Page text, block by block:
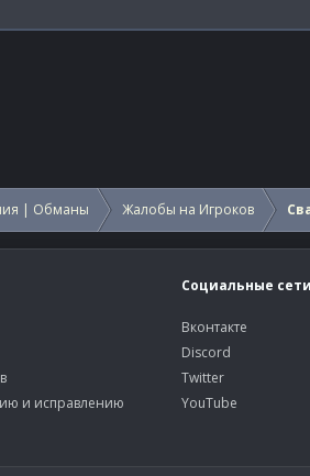
| Обманы Жалобы на Игроков
и исправлению
Социальные сети
Вконтакте
Discord
Twitter
YouTube